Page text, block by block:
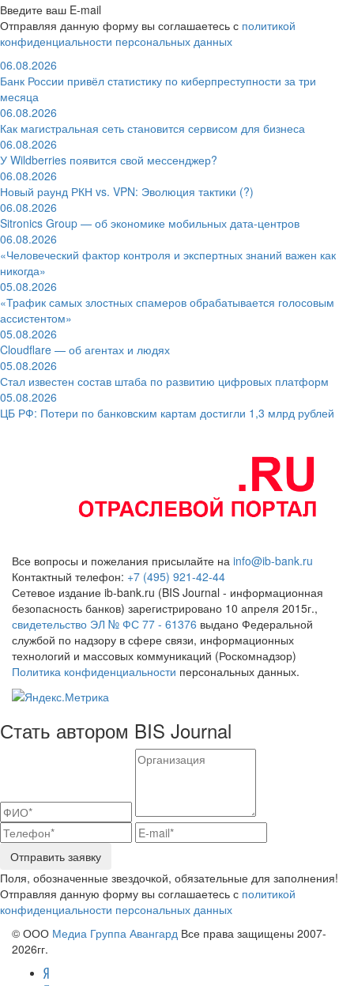
Введите ваш E-mail
Отправляя данную форму вы соглашаетесь с политикой
конфиденциальности персональных данных
06.08.2026
Банк России привёл статистику по киберпреступности за три
месяца
06.08.2026
Как магистральная сеть становится сервисом для бизнеса
06.08.2026
У Wildberries появится свой мессенджер?
06.08.2026
Новый раунд РКН vs. VPN: Эволюция тактики (?)
06.08.2026
Sitronics Group — об экономике мобильных дата-центров
06.08.2026
«Человеческий фактор контроля и экспертных знаний важен как
никогда»
05.08.2026
«Трафик самых злостных спамеров обрабатывается голосовым
ассистентом»
05.08.2026
Cloudflare — об агентах и людях
05.08.2026
Стал известен состав штаба по развитию цифровых платформ
05.08.2026
ЦБ РФ: Потери по банковским картам достигли 1,3 млрд рублей
Все вопросы и пожелания присылайте на info@ib-bank.ru
Контактный телефон: +7 (495) 921-42-44
Сетевое издание ib-bank.ru (BIS Journal - информационная
безопасность банков) зарегистрировано 10 апреля 2015г.,
свидетельство ЭЛ № ФС 77 - 61376 выдано Федеральной
службой по надзору в сфере связи, информационных
технологий и массовых коммуникаций (Роскомнадзор)
Политика конфиденциальности персональных данных.
Стать автором BIS Journal
Отправить заявку
Поля, обозначенные звездочкой, обязательные для заполнения!
Отправляя данную форму вы соглашаетесь с политикой
конфиденциальности персональных данных
© ООО Медиа Группа Авангард Все права защищены 2007-
2026гг.